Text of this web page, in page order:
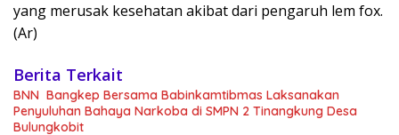
yang merusak kesehatan akibat dari pengaruh lem fox.
(Ar)
Berita Terkait
BNN Bangkep Bersama Babinkamtibmas Laksanakan
Penyuluhan Bahaya Narkoba di SMPN 2 Tinangkung Desa
Bulungkobit